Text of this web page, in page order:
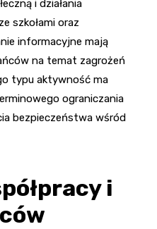
i działania
szkołami oraz
informacyjne mają
na temat zagrożeń
typu aktywność ma
ograniczania
bezpieczeństwa wśród
i